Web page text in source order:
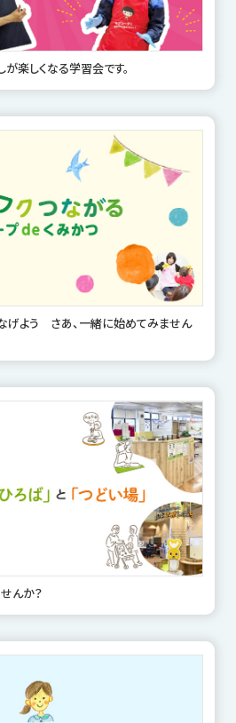
楽しくなる学習会です。
げよう さあ、一緒に始めてみません
んか？